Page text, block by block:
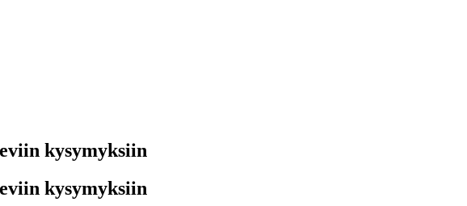
kysymyksiin
kysymyksiin